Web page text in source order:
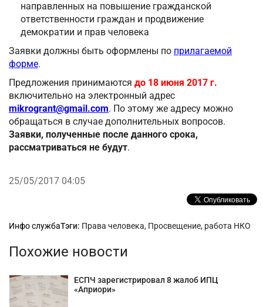
направленных на повышение гражданской
ответственности граждан и продвижение
демократии и прав человека
Заявки должны быть оформлены по прилагаемой
форме.
Предложения принимаются до 18 июня 2017 г.
включительно на электронный адрес
mikrogrant@gmail.com. По этому же адресу можно
обращаться в случае дополнительных вопросов.
Заявки, полученные после данного срока,
рассматриваться не будут.
25/05/2017 04:05
Рубрики
Инфо службаТэги: Права человека, Просвещение, работа НКО
Похожие новости
ЕСПЧ зарегистрировал 8 жалоб ИПЦ
«Априори»